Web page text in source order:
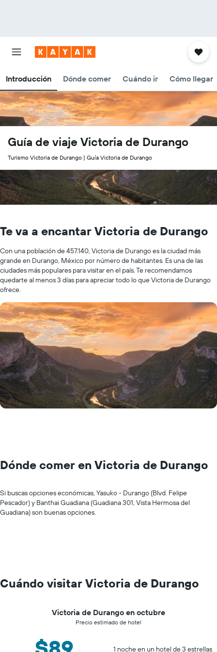
Introducción Dónde comer Cuándo ir Cómo llegar
Guía de viaje Victoria de Durango
Turismo Victoria de Durango | Guía Victoria de Durango
Te va a encantar Victoria de Durango
Con una población de 457.140, Victoria de Durango es la ciudad más
grande en Durango, México por número de habitantes. Es una de las
ciudades más populares para visitar en el país. Te recomendamos
quedarte al menos 3 días para apreciar todo lo que Victoria de Durango
ofrece.
Dónde comer en Victoria de Durango
Si buscas opciones económicas, Yasuko - Durango (Blvd. Felipe
Pescador) y Banthai Guadiana (Guadiana 301, Vista Hermosa del
Guadiana) son buenas opciones.
Cuándo visitar Victoria de Durango
Victoria de Durango en octubre
Precio estimado de hotel
1 noche en un hotel de 3 estrellas